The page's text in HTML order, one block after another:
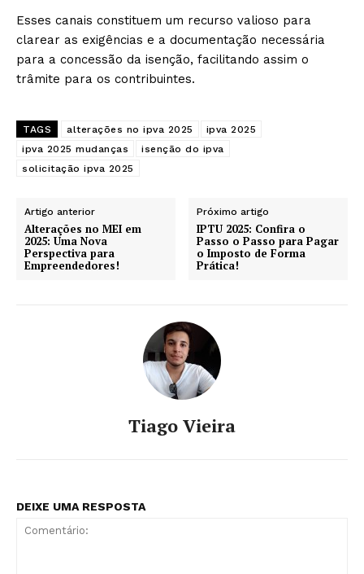
Esses canais constituem um recurso valioso para
clarear as exigências e a documentação necessária
para a concessão da isenção, facilitando assim o
trâmite para os contribuintes.
TAGS alterações no ipva 2025
ipva 2025
ipva 2025 mudanças
isenção do ipva
solicitação ipva 2025
Artigo anterior
Alterações no MEI em
2025: Uma Nova
Perspectiva para
Empreendedores!
Próximo artigo
IPTU 2025: Confira o
Passo o Passo para Pagar
o Imposto de Forma
Prática!
Tiago Vieira
DEIXE UMA RESPOSTA